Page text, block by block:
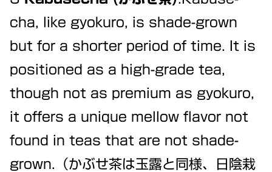
cha, like gyokuro, is shade-grown
but for a shorter period of time. It is
positioned as a high-grade tea,
though not as premium as gyokuro,
it offers a unique mellow flavor not
found in teas that are not shade-
grown.（かぶせ茶は玉露と同様、日陰栽